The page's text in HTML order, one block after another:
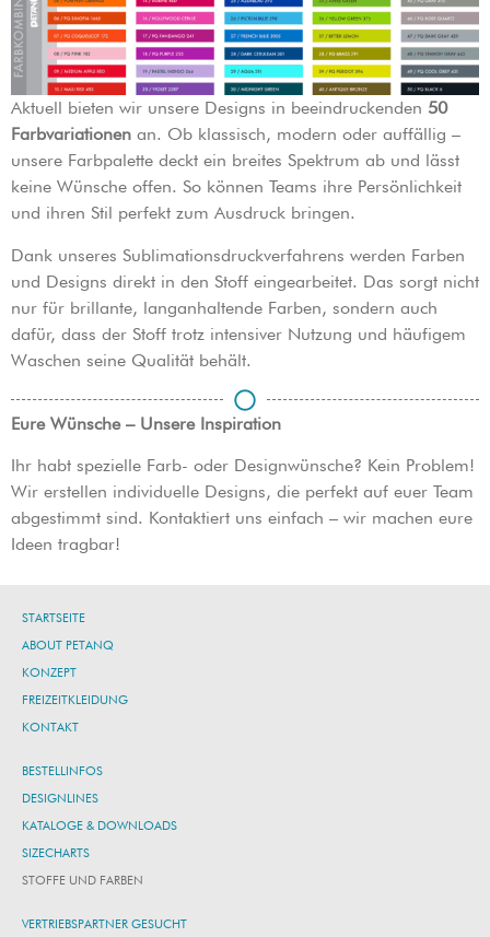
Aktuell bieten wir unsere Designs in beeindruckenden 50
Farbvariationen an. Ob klassisch, modern oder auffällig –
unsere Farbpalette deckt ein breites Spektrum ab und lässt
keine Wünsche offen. So können Teams ihre Persönlichkeit
und ihren Stil perfekt zum Ausdruck bringen.
Dank unseres Sublimationsdruckverfahrens werden Farben
und Designs direkt in den Stoff eingearbeitet. Das sorgt nicht
nur für brillante, langanhaltende Farben, sondern auch
dafür, dass der Stoff trotz intensiver Nutzung und häufigem
Waschen seine Qualität behält.
Eure Wünsche – Unsere Inspiration
Ihr habt spezielle Farb- oder Designwünsche? Kein Problem!
Wir erstellen individuelle Designs, die perfekt auf euer Team
abgestimmt sind. Kontaktiert uns einfach – wir machen eure
Ideen tragbar!
STARTSEITE
ABOUT PETANQ
KONZEPT
FREIZEITKLEIDUNG
KONTAKT
BESTELLINFOS
DESIGNLINES
KATALOGE & DOWNLOADS
SIZECHARTS
STOFFE UND FARBEN
VERTRIEBSPARTNER GESUCHT